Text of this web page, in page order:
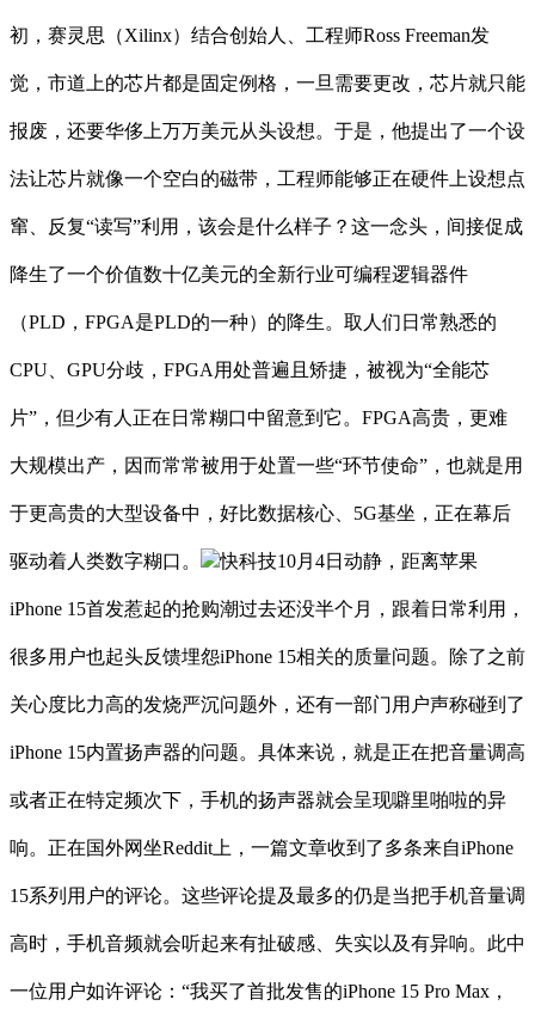
初，赛灵思（Xilinx）结合创始人、工程师Ross Freeman发
觉，市道上的芯片都是固定例格，一旦需要更改，芯片就只能
报废，还要华侈上万万美元从头设想。于是，他提出了一个设
法让芯片就像一个空白的磁带，工程师能够正在硬件上设想点
窜、反复“读写”利用，该会是什么样子？这一念头，间接促成
降生了一个价值数十亿美元的全新行业可编程逻辑器件
（PLD，FPGA是PLD的一种）的降生。取人们日常熟悉的
CPU、GPU分歧，FPGA用处普遍且矫捷，被视为“全能芯
片”，但少有人正在日常糊口中留意到它。FPGA高贵，更难
大规模出产，因而常常被用于处置一些“环节使命”，也就是用
于更高贵的大型设备中，好比数据核心、5G基坐，正在幕后
驱动着人类数字糊口。 快科技10月4日动静，距离苹果
iPhone 15首发惹起的抢购潮过去还没半个月，跟着日常利用，
很多用户也起头反馈埋怨iPhone 15相关的质量问题。除了之前
关心度比力高的发烧严沉问题外，还有一部门用户声称碰到了
iPhone 15内置扬声器的问题。具体来说，就是正在把音量调高
或者正在特定频次下，手机的扬声器就会呈现噼里啪啦的异
响。正在国外网坐Reddit上，一篇文章收到了多条来自iPhone
15系列用户的评论。这些评论提及最多的仍是当把手机音量调
高时，手机音频就会听起来有扯破感、失实以及有异响。此中
一位用户如许评论：“我买了首批发售的iPhone 15 Pro Max，